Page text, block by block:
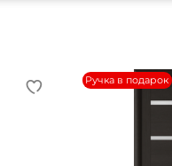
Ручка в подарок